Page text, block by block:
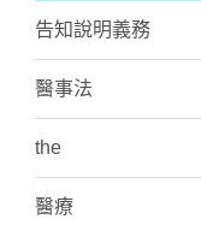
告知說明義務
醫事法
the
醫療